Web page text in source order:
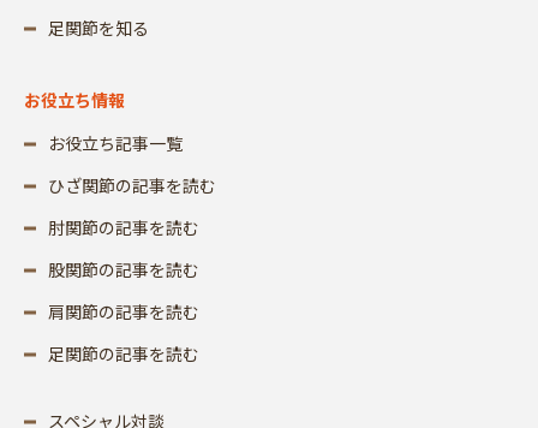
足関節を知る
お役立ち情報
お役立ち記事一覧
ひざ関節の記事を読む
肘関節の記事を読む
股関節の記事を読む
肩関節の記事を読む
足関節の記事を読む
スペシャル対談